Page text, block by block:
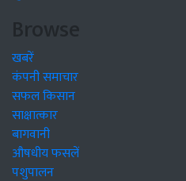
Browse
खबरें
कंपनी समाचार
सफल किसान
साक्षात्कार
बागवानी
औषधीय फसलें
पशुपालन